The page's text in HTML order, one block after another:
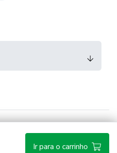
Ir para o carrinho